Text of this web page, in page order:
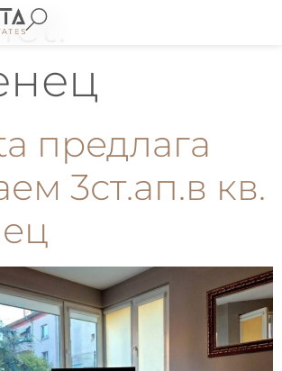
предлага
3ст.ап.в кв.